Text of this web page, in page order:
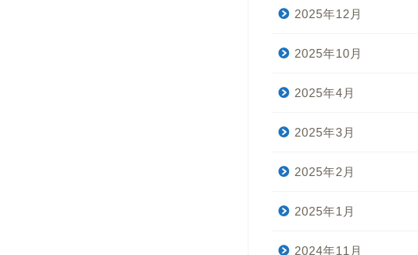
2025年12月
2025年10月
2025年4月
2025年3月
2025年2月
2025年1月
2024年11月